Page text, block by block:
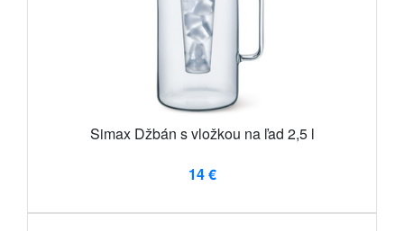
Simax Džbán s vložkou na ľad 2,5 l
14 €